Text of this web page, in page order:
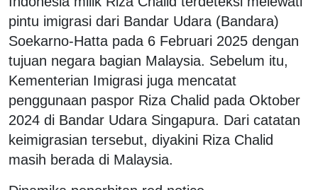
pintu imigrasi dari Bandar Udara (Bandara)
Soekarno-Hatta pada 6 Februari 2025 dengan
tujuan negara bagian Malaysia. Sebelum itu,
Kementerian Imigrasi juga mencatat
penggunaan paspor Riza Chalid pada Oktober
2024 di Bandar Udara Singapura. Dari catatan
keimigrasian tersebut, diyakini Riza Chalid
masih berada di Malaysia.